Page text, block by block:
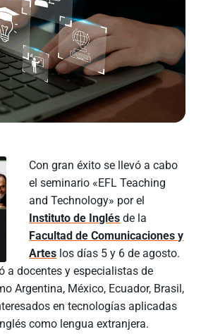
Con gran éxito se llevó a cabo
el seminario «EFL Teaching
and Technology» por el
Instituto de Inglés de la
Facultad de Comunicaciones y
Artes los días 5 y 6 de agosto.
a docentes y especialistas de
Argentina, México, Ecuador, Brasil,
en tecnologías aplicadas
como lengua extranjera.